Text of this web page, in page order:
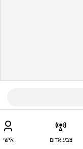
צבע אדום אישי